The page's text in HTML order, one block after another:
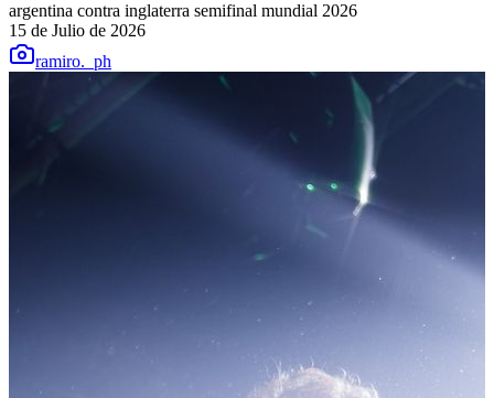
argentina contra inglaterra semifinal mundial 2026
15 de Julio de 2026
ramiro._ph